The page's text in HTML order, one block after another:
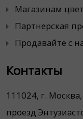
Магазинам
Партнерская
Продавайте с
Контакты
111024, г. Москва,
проезд